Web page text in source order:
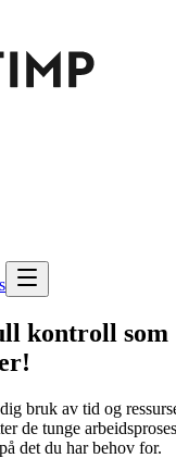
kontroll som
bruk av tid og
de tunge
det du har behov for.